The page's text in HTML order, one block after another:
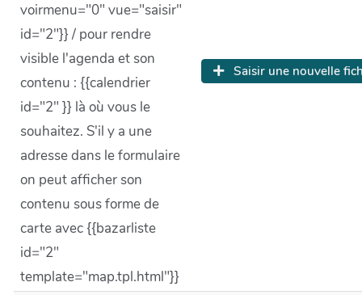
voirmenu="0" vue="saisir"
id="2"}} / pour rendre
visible l'agenda et son
contenu : {{calendrier
id="2" }} là où vous le
souhaitez. S'il y a une
adresse dans le formulaire
on peut afficher son
contenu sous forme de
carte avec {{bazarliste
id="2"
template="map.tpl.html"}}
Saisir une nouvelle